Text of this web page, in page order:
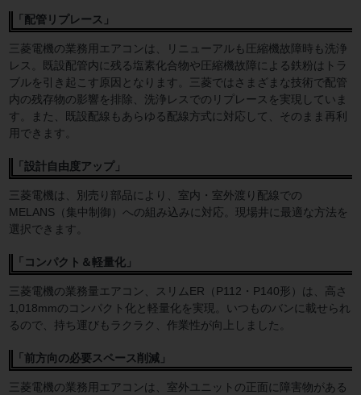
「配管リプレース」
三菱電機の業務用エアコンは、リニューアルも圧縮機故障時も洗浄
レス。既設配管内に残る塩素化合物や圧縮機故障による鉄粉はトラ
ブルを引き起こす原因となります。三菱ではさまざまな技術で配管
内の残存物の影響を排除、洗浄レスでのリプレースを実現していま
す。また、既設配線もあらゆる配線方式に対応して、そのまま再利
用できます。
「設計自由度アップ」
三菱電機は、別売り部品により、室内・室外渡り配線での
MELANS（集中制御）への組み込みに対応。現場井に最適な方法を
選択できます。
「コンパクト＆軽量化」
三菱電機の業務量エアコン、スリムER（P112・P140形）は、高さ
1,018mmのコンパクト化と軽量化を実現。いつものバンに載せられ
るので、持ち運びもラクラク、作業性が向上しました。
「前方向の必要スペース削減」
三菱電機の業務用エアコンは、室外ユニットの正面に障害物がある